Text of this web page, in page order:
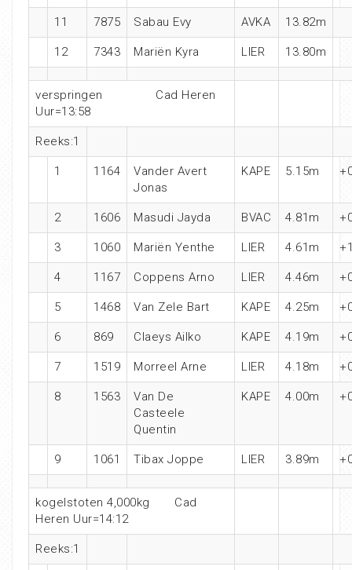
11 7875 Sabau Evy AVKA 13.82m
12 7343 Mariën Kyra LIER 13.80m
verspringen Cad Heren
Uur=13:58
Reeks:1
1 1164
Vander Avert
Jonas
KAPE 5.15m
2 1606 Masudi Jayda BVAC 4.81m
3 1060 Mariën Yenthe LIER 4.61m
4 1167 Coppens Arno LIER 4.46m
5 1468 Van Zele Bart KAPE 4.25m
6 869 Claeys Ailko KAPE 4.19m
7 1519 Morreel Arne LIER 4.18m
8 1563
Van De
Casteele
Quentin
KAPE 4.00m
9 1061 Tibax Joppe LIER 3.89m
kogelstoten 4,000kg Cad
Heren Uur=14:12
Reeks:1